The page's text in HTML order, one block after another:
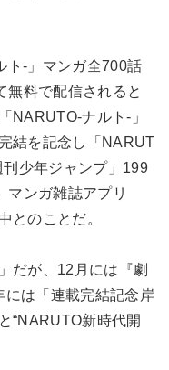
ト-」マンガ全700話
無料で配信されると
NARUTO-ナルト-」
結を記念し「NARUT
少年ジャンプ」199
マンガ雑誌アプリ
とのことだ。
だが、12月には『劇
は「連載完結記念岸
“NARUTO新時代開